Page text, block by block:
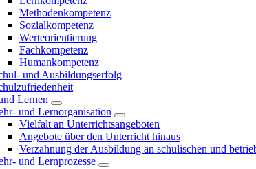
Methodenkompetenz
Sozialkompetenz
Werteorientierung
Fachkompetenz
Humankompetenz
und Ausbildungserfolg
Lernen
und Lernorganisation
Vielfalt an Unterrichtsangeboten
Angebote über den Unterricht hinaus
Verzahnung der Ausbildung an schulischen und
und Lernprozesse